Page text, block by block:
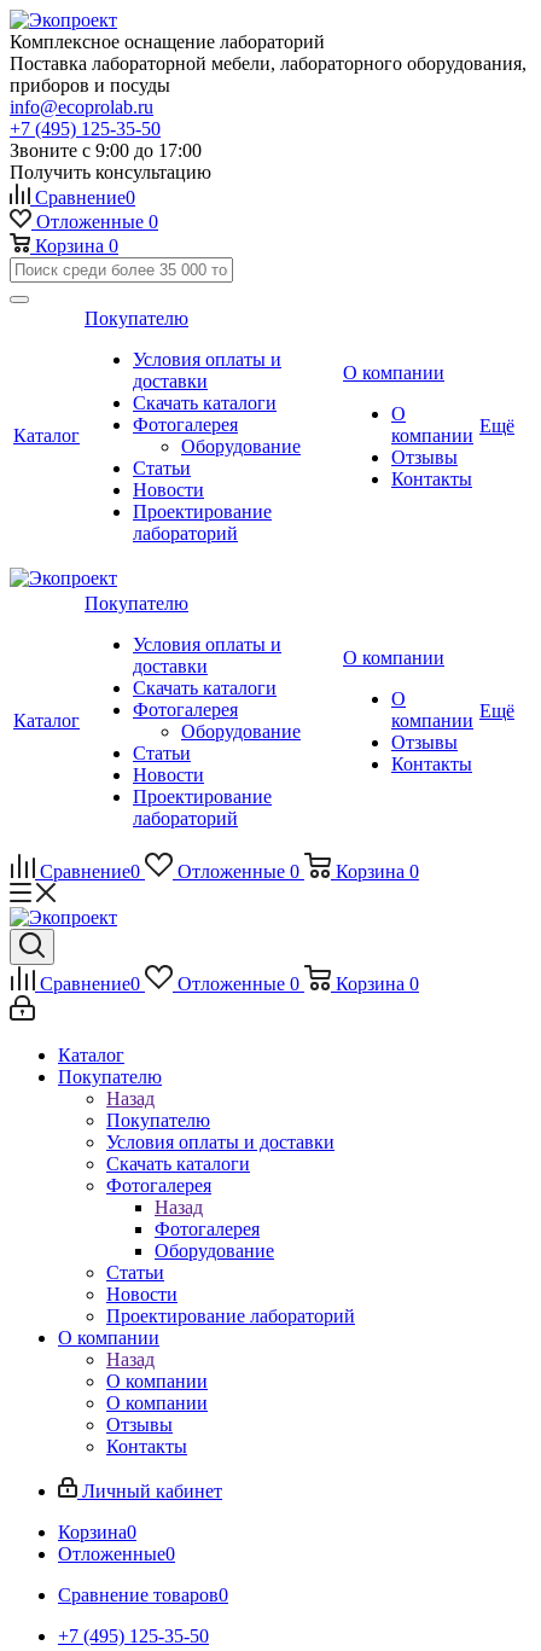
Комплексное оснащение лабораторий
Поставка лабораторной мебели, лабораторного оборудования,
приборов и посуды
info@ecoprolab.ru
+7 (495) 125-35-50
Звоните с 9:00 до 17:00
Получить консультацию
Сравнение0
Отложенные 0
Корзина 0
Каталог
Покупателю
Условия оплаты и
доставки
Скачать каталоги
Фотогалерея
Оборудование
Статьи
Новости
Проектирование
лабораторий
О компании
О
компании
Отзывы
Контакты
Ещё
Каталог
Покупателю
Условия оплаты и
доставки
Скачать каталоги
Фотогалерея
Оборудование
Статьи
Новости
Проектирование
лабораторий
О компании
О
компании
Отзывы
Контакты
Ещё
Сравнение0 Отложенные 0 Корзина 0
Сравнение0 Отложенные 0 Корзина 0
Каталог
Покупателю
Назад
Покупателю
Условия оплаты и доставки
Скачать каталоги
Фотогалерея
Назад
Фотогалерея
Оборудование
Статьи
Новости
Проектирование лабораторий
О компании
Назад
О компании
О компании
Отзывы
Контакты
Личный кабинет
Корзина0
Отложенные0
Сравнение товаров0
+7 (495) 125-35-50